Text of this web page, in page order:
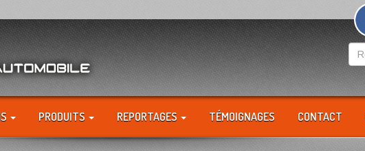
PRODUITS REPORTAGES TÉMOIGNAGES CONTACT